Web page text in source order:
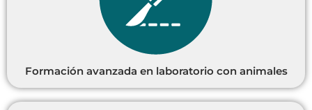
Formación avanzada en laboratorio con animales